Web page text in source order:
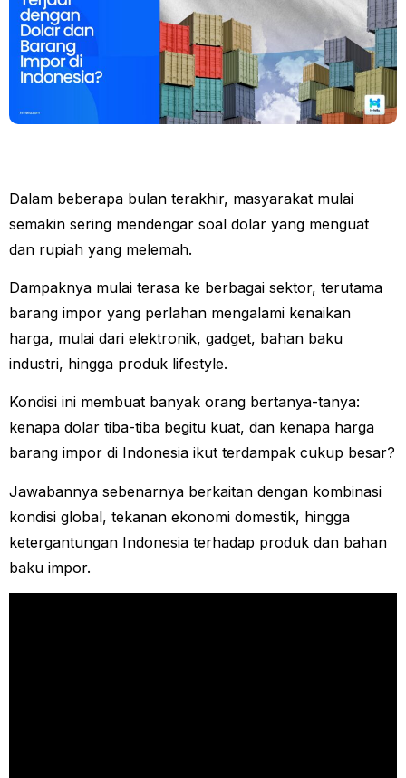
Dalam beberapa bulan terakhir, masyarakat mulai
semakin sering mendengar soal dolar yang menguat
dan rupiah yang melemah.
Dampaknya mulai terasa ke berbagai sektor, terutama
barang impor yang perlahan mengalami kenaikan
harga, mulai dari elektronik, gadget, bahan baku
industri, hingga produk lifestyle.
Kondisi ini membuat banyak orang bertanya-tanya:
kenapa dolar tiba-tiba begitu kuat, dan kenapa harga
barang impor di Indonesia ikut terdampak cukup besar?
Jawabannya sebenarnya berkaitan dengan kombinasi
kondisi global, tekanan ekonomi domestik, hingga
ketergantungan Indonesia terhadap produk dan bahan
baku impor.